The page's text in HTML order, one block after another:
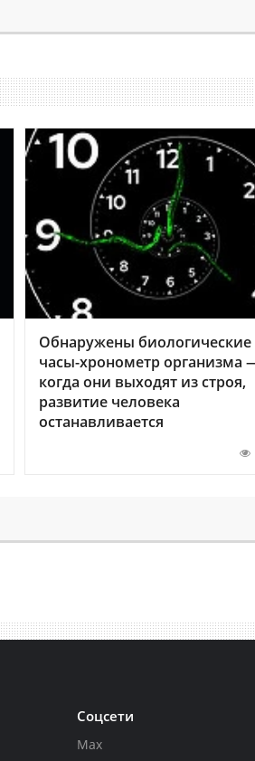
Обнаружены биологические
часы-хронометр организма
когда они выходят из строя,
развитие человека
останавливается
Соцсети
Max